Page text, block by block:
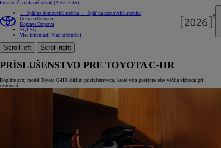
Preskočiť na hlavný obsah (Press Enter)
← Späť na domovskú stránku ← Späť na domovskú stránku
Ochrana Ochrana
Doprava Doprava
Štýl Štýl
Viac informácií Viac informácií
Scroll left Scroll right
PRÍSLUŠENSTVO PRE TOYOTA C-HR
Doplňte svoj model Toyota C-HR ďalším príslušenstvom, ktoré vám poskytne ešte väčšiu slobodu pri
cestovaní.